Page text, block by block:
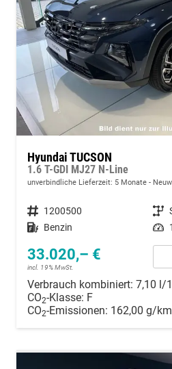
Hyundai TUCSON
1.6 T-GDI MJ27 N-Line
unverbindliche Lieferzeit: 5 Monate
Fahrzeugnummer 1200500 Getriebe
Kraftstoff Benzin Leistung
33.020,– €
incl. 19% MwSt.
Verbrauch kombiniert: 7,10 l/
CO2-Klasse: F
CO2-Emissionen: 162,00 g/km